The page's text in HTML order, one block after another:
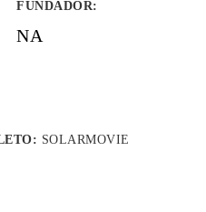
FUNDADOR:
NA
SOLARMOVIE